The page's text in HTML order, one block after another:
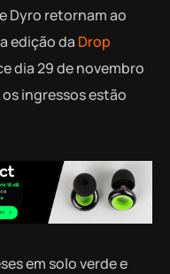
Dyro retornam ao
edição da Drop
dia 29 de novembro
os ingressos estão
em solo verde e